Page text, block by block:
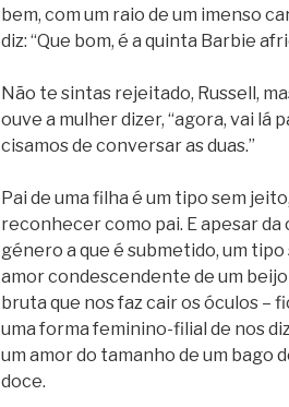
bem, com um raio de um imenso
diz: “Que bom, é a quinta Bar­bie
Não te sintas rejeitado, Russell,
ouve a mulher dizer, “agora, vai
ci­sa­mos de con­ver­sar as duas.”
Pai de uma filha é um tipo sem
reco­nhe­cer como pai. E ape­sar
género a que é submetido, um
amor con­des­cen­dente de um
bruta que nos faz cair os ócu­los –
uma forma feminino-filial de nos
um amor do tama­nho de um bago
doce.